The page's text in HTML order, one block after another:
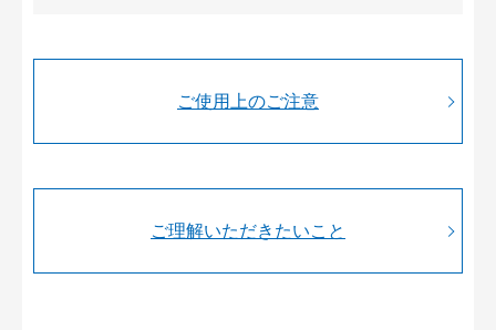
ご使用上のご注意
ご理解いただきたいこと